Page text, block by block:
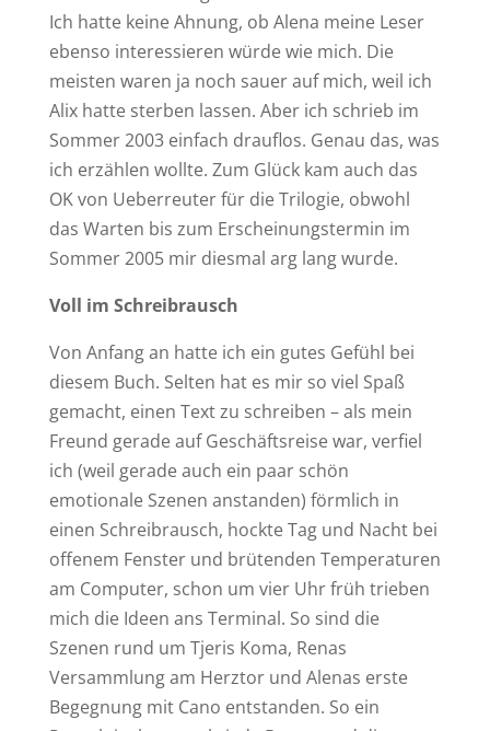
Ich hatte keine Ahnung, ob Alena meine Leser
ebenso interessieren würde wie mich. Die
meisten waren ja noch sauer auf mich, weil ich
Alix hatte sterben lassen. Aber ich schrieb im
Sommer 2003 einfach drauflos. Genau das, was
ich erzählen wollte. Zum Glück kam auch das
OK von Ueberreuter für die Trilogie, obwohl
das Warten bis zum Erscheinungstermin im
Sommer 2005 mir diesmal arg lang wurde.
Voll im Schreibrausch
Von Anfang an hatte ich ein gutes Gefühl bei
diesem Buch. Selten hat es mir so viel Spaß
gemacht, einen Text zu schreiben – als mein
Freund gerade auf Geschäftsreise war, verfiel
ich (weil gerade auch ein paar schön
emotionale Szenen anstanden) förmlich in
einen Schreibrausch, hockte Tag und Nacht bei
offenem Fenster und brütenden Temperaturen
am Computer, schon um vier Uhr früh trieben
mich die Ideen ans Terminal. So sind die
Szenen rund um Tjeris Koma, Renas
Versammlung am Herztor und Alenas erste
Begegnung mit Cano entstanden. So ein